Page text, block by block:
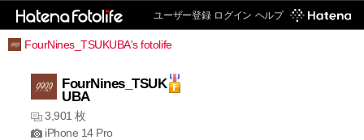
ユーザー登録 ログイン ヘルプ
FourNines_TSUKUBA's fotolife
FourNines_TSUK
UBA
3,901 枚
iPhone 14 Pro